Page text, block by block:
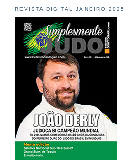
REVISTA DIGITAL JANEIRO 2025